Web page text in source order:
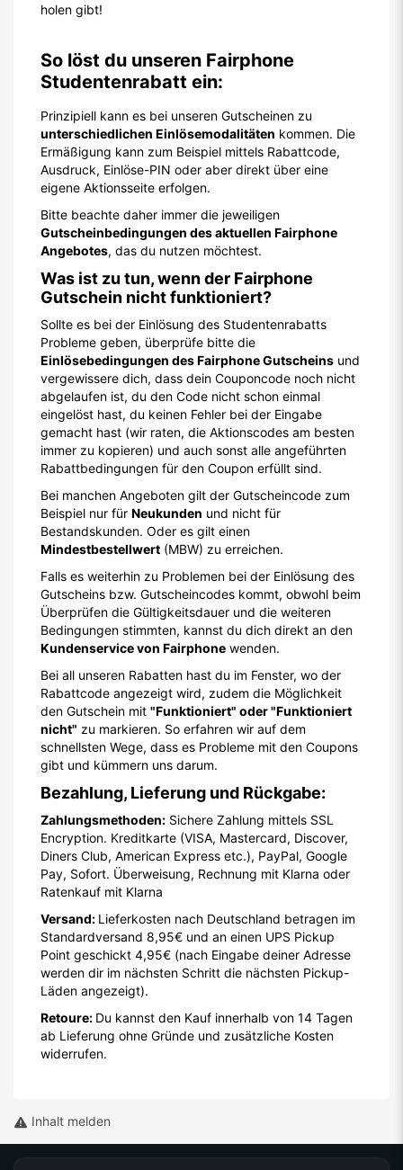
holen gibt!
So löst du unseren Fairphone
Studentenrabatt ein:
Prinzipiell kann es bei unseren Gutscheinen zu
unterschiedlichen Einlösemodalitäten kommen. Die
Ermäßigung kann zum Beispiel mittels Rabattcode,
Ausdruck, Einlöse-PIN oder aber direkt über eine
eigene Aktionsseite erfolgen.
Bitte beachte daher immer die jeweiligen
Gutscheinbedingungen des aktuellen Fairphone
Angebotes, das du nutzen möchtest.
Was ist zu tun, wenn der Fairphone
Gutschein nicht funktioniert?
Sollte es bei der Einlösung des Studentenrabatts
Probleme geben, überprüfe bitte die
Einlösebedingungen des Fairphone Gutscheins und
vergewissere dich, dass dein Couponcode noch nicht
abgelaufen ist, du den Code nicht schon einmal
eingelöst hast, du keinen Fehler bei der Eingabe
gemacht hast (wir raten, die Aktionscodes am besten
immer zu kopieren) und auch sonst alle angeführten
Rabattbedingungen für den Coupon erfüllt sind.
Bei manchen Angeboten gilt der Gutscheincode zum
Beispiel nur für Neukunden und nicht für
Bestandskunden. Oder es gilt einen
Mindestbestellwert (MBW) zu erreichen.
Falls es weiterhin zu Problemen bei der Einlösung des
Gutscheins bzw. Gutscheincodes kommt, obwohl beim
Überprüfen die Gültigkeitsdauer und die weiteren
Bedingungen stimmten, kannst du dich direkt an den
Kundenservice von Fairphone wenden.
Bei all unseren Rabatten hast du im Fenster, wo der
Rabattcode angezeigt wird, zudem die Möglichkeit
den Gutschein mit "Funktioniert" oder "Funktioniert
nicht" zu markieren. So erfahren wir auf dem
schnellsten Wege, dass es Probleme mit den Coupons
gibt und kümmern uns darum.
Bezahlung, Lieferung und Rückgabe:
Zahlungsmethoden: Sichere Zahlung mittels SSL
Encryption. Kreditkarte (VISA, Mastercard, Discover,
Diners Club, American Express etc.), PayPal, Google
Pay, Sofort. Überweisung, Rechnung mit Klarna oder
Ratenkauf mit Klarna
Versand: Lieferkosten nach Deutschland betragen im
Standardversand 8,95€ und an einen UPS Pickup
Point geschickt 4,95€ (nach Eingabe deiner Adresse
werden dir im nächsten Schritt die nächsten Pickup-
Läden angezeigt).
Retoure: Du kannst den Kauf innerhalb von 14 Tagen
ab Lieferung ohne Gründe und zusätzliche Kosten
widerrufen.
Inhalt melden